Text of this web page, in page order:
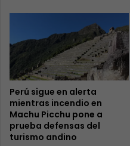
Perú sigue en alerta
mientras incendio en
Machu Picchu pone a
prueba defensas del
turismo andino